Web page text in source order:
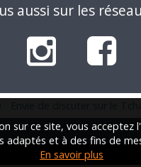
aussi sur les
sur ce site, vous
adaptés et à des fins de
En savoir plus